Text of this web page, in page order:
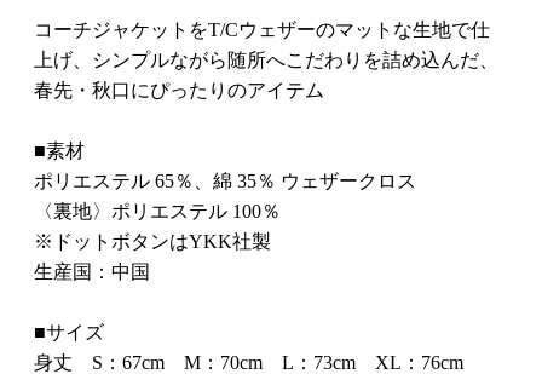
コーチジャケットをT/Cウェザーのマットな生地で仕
上げ、シンプルながら随所へこだわりを詰め込んだ、
春先・秋口にぴったりのアイテム
■素材
ポリエステル 65％、綿 35％ ウェザークロス
〈裏地〉ポリエステル 100％
※ドットボタンはYKK社製
生産国：中国
■サイズ
身丈 S：67cm M：70cm L：73cm XL：76cm